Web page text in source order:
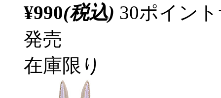
¥990(税込) 30ポイン
発売
在庫限り